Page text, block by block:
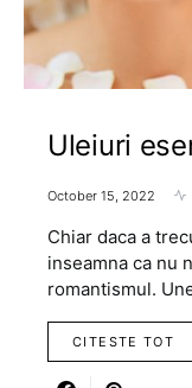
Uleiuri
October 15, 2022
Chiar daca a
inseamna ca nu
romantismul.
CITESTE TOT